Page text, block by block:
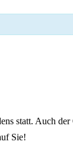
statt. Auch
Sie!